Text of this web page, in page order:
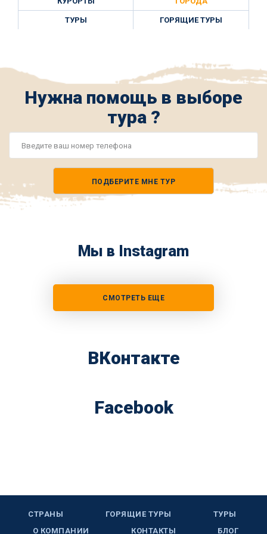
ТУРЫ ГОРЯЩИЕ ТУРЫ
Нужна помощь в выборе
тура ?
ПОДБЕРИТЕ МНЕ ТУР
Мы в Instagram
СМОТРЕТЬ ЕЩЕ
ВКонтакте
Facebook
СТРАНЫ ГОРЯЩИЕ ТУРЫ
ТУРЫ
О КОМПАНИИ
КОНТАКТЫ БЛОГ